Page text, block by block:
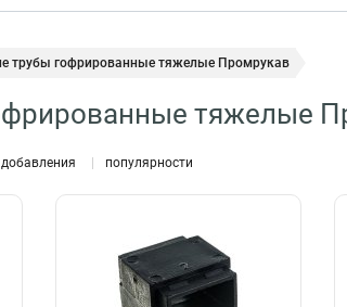
трубы гофрированные тяжелые Промрукав
тяжелые
популярности